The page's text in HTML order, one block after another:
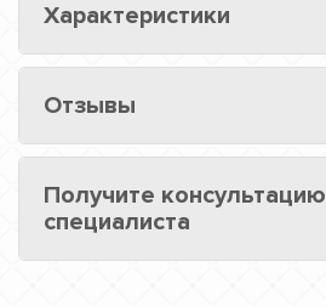
Характеристики
Отзывы
Получите консультацию
специалиста